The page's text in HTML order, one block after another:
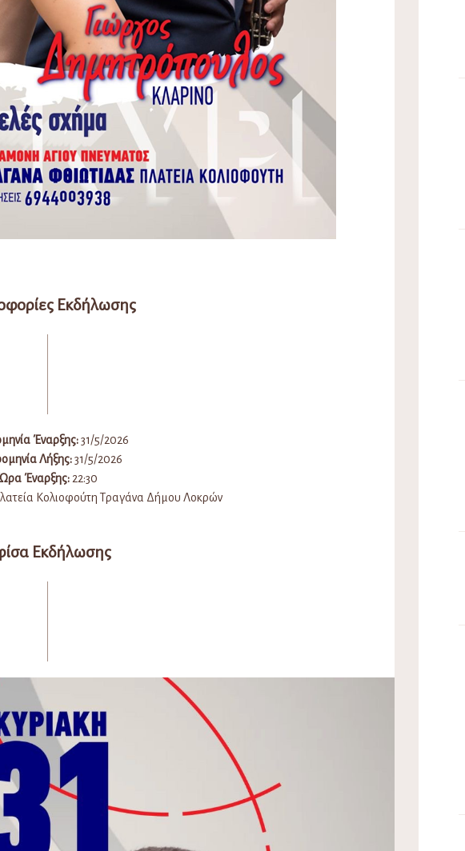
Εκδήλωσης
Έναρξης:31/5/2026
Λήξης:31/5/2026
Έναρξης: 22:30
Κολιοφούτη Τραγάνα Δήμου Λοκρών
Εκδήλωσης